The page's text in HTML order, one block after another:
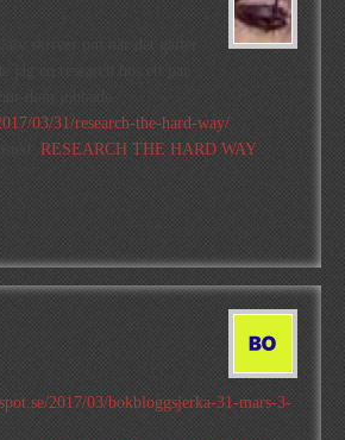
dom jobbade.
03/31/research-the-hard-way/
RESEARCH THE HARD WAY
2017/03/bokbloggsjerka-31-mars-3-